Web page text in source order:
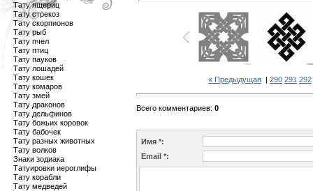
Тату ящериц
Тату стрекоз
Тату скорпионов
Тату рыб
Тату пчел
Тату птиц
Тату пауков
Тату лошадей
Тату кошек
Тату комаров
Тату змей
Тату драконов
Тату дельфинов
Тату божьих коровок
Тату бабочек
Тату разных животных
Тату волков
Знаки зодиака
Татуировки иероглифы
Тату корабли
Тату медведей
« Предыдущая | 290 291 292
Всего комментариев: 0
Имя *:
Email *: